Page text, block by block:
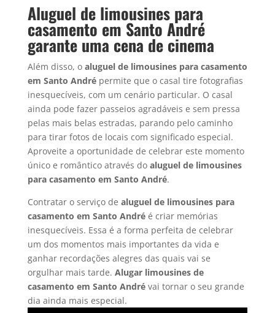
Aluguel de limousines para
casamento em Santo André
garante uma cena de cinema
Além disso, o aluguel de limousines para casamento
em Santo Andrépermite que o casal tire fotografias
inesquecíveis, com um cenário particular. O casal
ainda pode fazer passeios agradáveis e sem pressa
pelas mais belas estradas, parando pelo caminho
para tirar fotos de locais com significado especial.
Aproveite a oportunidade de celebrar este momento
único e romântico através do aluguel de limousines
para casamento em Santo André.
Contratar o serviço de aluguel de limousines para
casamento em Santo André é criar memórias
inesquecíveis. Essa é a forma perfeita de celebrar
um dos momentos mais importantes da vida e
ganhar recordações alegres das quais vai se
orgulhar mais tarde. Alugar limousines de
casamento em Santo André vai tornar o seu grande
dia ainda mais especial.